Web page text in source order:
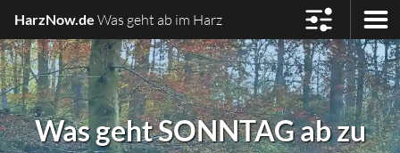
HarzNow.de Was geht ab im Harz
Was geht SONNTAG ab zu